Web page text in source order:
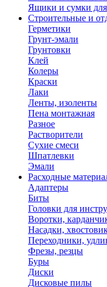
Ящики и сумки для
Строительные и
Герметики
Грунт-эмали
Грунтовки
Клей
Колеры
Краски
Лаки
Ленты, изоленты
Пена монтажная
Разное
Растворители
Сухие смеси
Шпатлевки
Эмали
Расходные
Адаптеры
Биты
Головки для
Воротки,
Насадки,
Переходники,
Фрезы, резцы
Буры
Диски
Дисковые пилы